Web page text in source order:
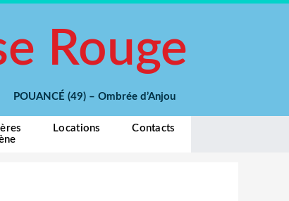
Rouge
(49) – Ombrée d’Anjou
Locations Contacts